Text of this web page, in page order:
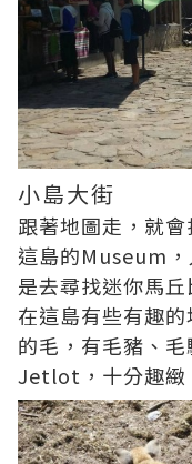
小島大街
跟著地圖走，就
這島的Museum
是去尋找迷你馬
在這島有些有趣
的毛，有毛豬、
Jetlot，十分趣緻